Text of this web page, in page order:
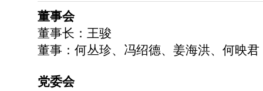
董事会
董事长：王骏
董事：何丛珍、冯绍德、姜海洪、何映君
党委会